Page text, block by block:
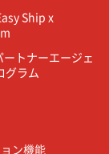
Ship x
トナーエージェ
グラム
ン機能